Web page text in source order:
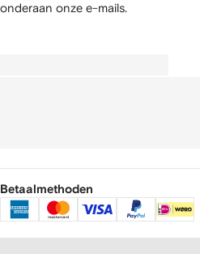
onderaan onze e-mails.
Betaalmethoden